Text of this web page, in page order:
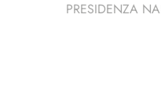
PRESIDENZA